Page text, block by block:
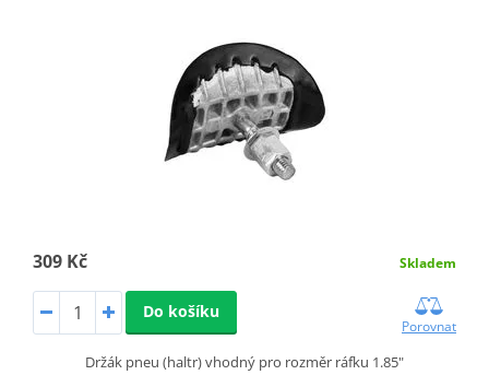
309 Kč Skladem
Do košíku
Porovnat
Držák pneu (haltr) vhodný pro rozměr ráfku 1.85"